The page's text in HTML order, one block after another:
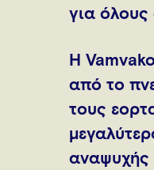
για όλους
Η
από το
τους
αναψυχής